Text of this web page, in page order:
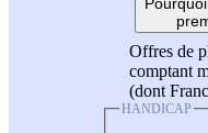
Offres de
comptant
(dont
HANDICAP